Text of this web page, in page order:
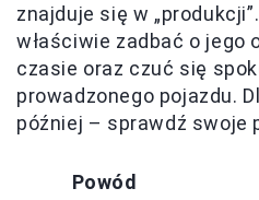
znajduje się w
właściwie zadbać o jego
czasie oraz czuć się
prowadzonego pojazdu.
później – sprawdź swoje
Powód